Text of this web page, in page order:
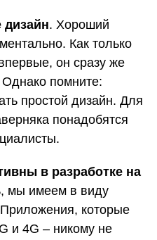
дизайн. Хороший
Как только
он сразу же
Однако помните:
простой дизайн. Для
понадобятся
в разработке на
мы имеем в виду
которые
и 4G – никому не